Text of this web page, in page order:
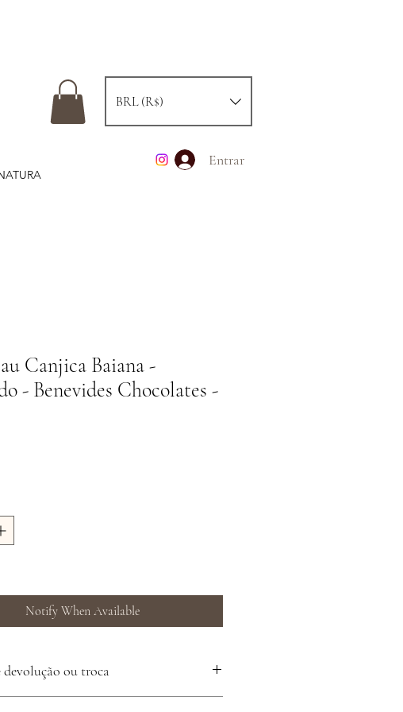
Entrar
BRL (R$)
Canjica Baiana -
- Benevides Chocolates -
Notify When Available
ou troca